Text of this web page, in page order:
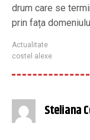
drum care se
prin fața
Actualitate
costel alexe
Steliana